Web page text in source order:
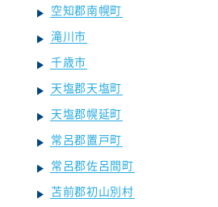
空知郡南幌町
滝川市
千歳市
天塩郡天塩町
天塩郡幌延町
常呂郡置戸町
常呂郡佐呂間町
苫前郡初山別村